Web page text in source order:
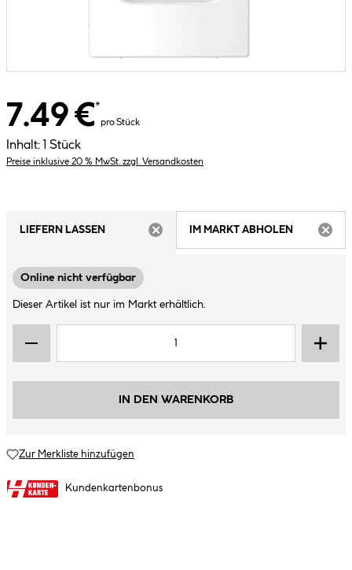
7.49 €*
pro Stück
Inhalt: 1 Stück
Preise inklusive 20 % MwSt. zzgl. Versandkosten
LIEFERN LASSEN
IM MARKT ABHOLEN
Online nicht verfügbar
Dieser Artikel ist nur im Markt erhältlich.
IN DEN WARENKORB
Zur Merkliste hinzufügen
Kundenkartenbonus